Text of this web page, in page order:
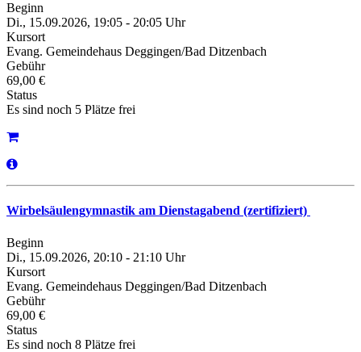
Beginn
Di., 15.09.2026, 19:05 - 20:05 Uhr
Kursort
Evang. Gemeindehaus Deggingen/Bad Ditzenbach
Gebühr
69,00 €
Status
Es sind noch 5 Plätze frei
Wirbelsäulengymnastik am Dienstagabend (zertifiziert)
Beginn
Di., 15.09.2026, 20:10 - 21:10 Uhr
Kursort
Evang. Gemeindehaus Deggingen/Bad Ditzenbach
Gebühr
69,00 €
Status
Es sind noch 8 Plätze frei